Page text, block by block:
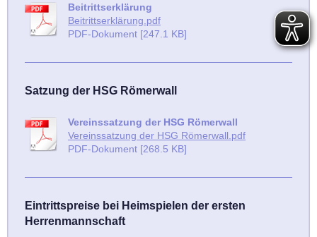
Beitrittserklärung
Beitrittserklärung.pdf
PDF-Dokument [247.1 KB]
Satzung der HSG Römerwall
Vereinssatzung der HSG Römerwall
Vereinssatzung der HSG Römerwall.pdf
PDF-Dokument [268.5 KB]
Eintrittspreise bei Heimspielen der ersten
Herrenmannschaft